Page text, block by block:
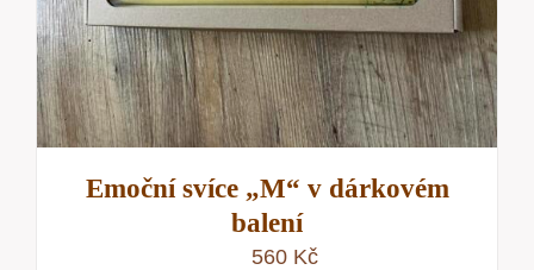
Emoční svíce „M“ v dárkovém
balení
560 Kč